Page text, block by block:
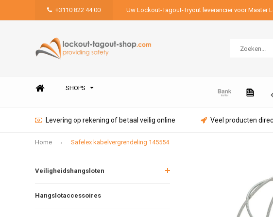
+3110 822 44 00 Uw Lockout-Tagout-Tryout leverancier voor Master
SHOPS
Levering op rekening of betaal veilig online Veel producten
Home Safelex kabelvergrendeling 145554
Veiligheidshangsloten
Hangslotaccessoires